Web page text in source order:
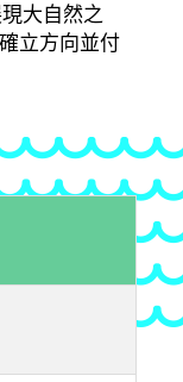
大自然之
立方向並付